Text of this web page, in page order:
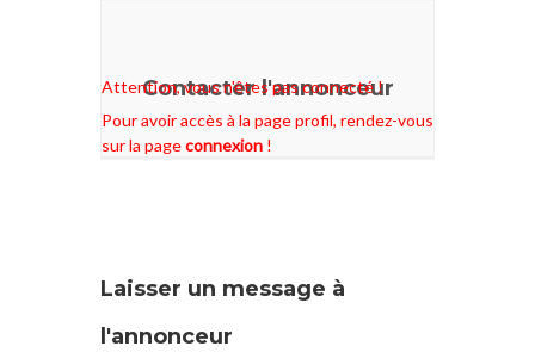
Contacter l'annonceur
Attention, vous n'êtes pas connecté !
Pour avoir accès à la page profil, rendez-vous
sur la pageconnexion !
Laisser un message à
l'annonceur